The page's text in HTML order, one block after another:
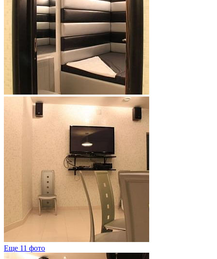
Еще 11 фото